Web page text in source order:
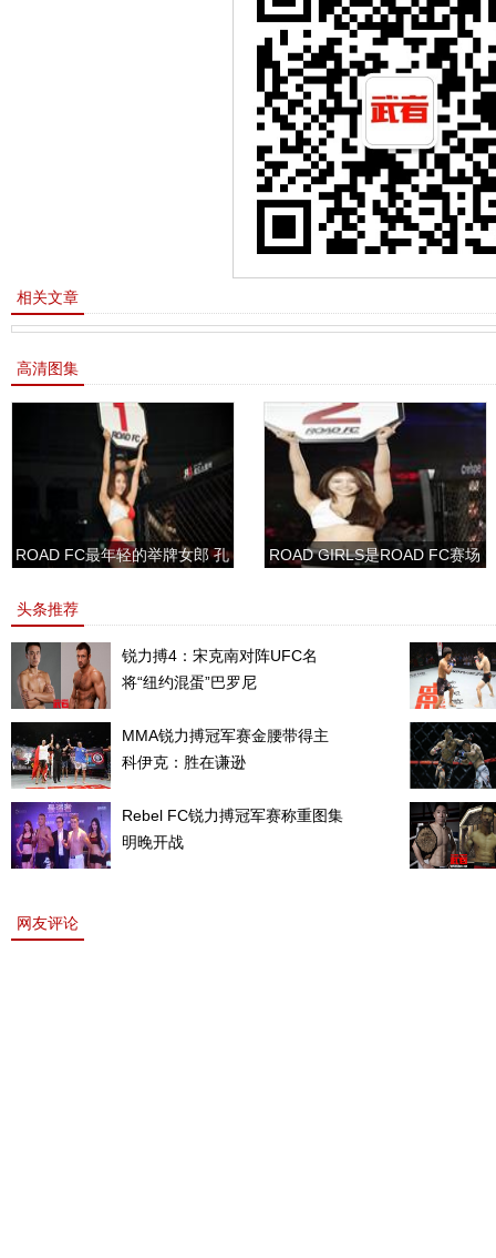
相关文章
高清图集
ROAD FC最年轻的举牌女郎 孔
ROAD GIRLS是ROAD FC赛场
头条推荐
锐力搏4：宋克南对阵UFC名
将“纽约混蛋”巴罗尼
MMA锐力搏冠军赛金腰带得主
科伊克：胜在谦逊
Rebel FC锐力搏冠军赛称重图集
明晚开战
网友评论